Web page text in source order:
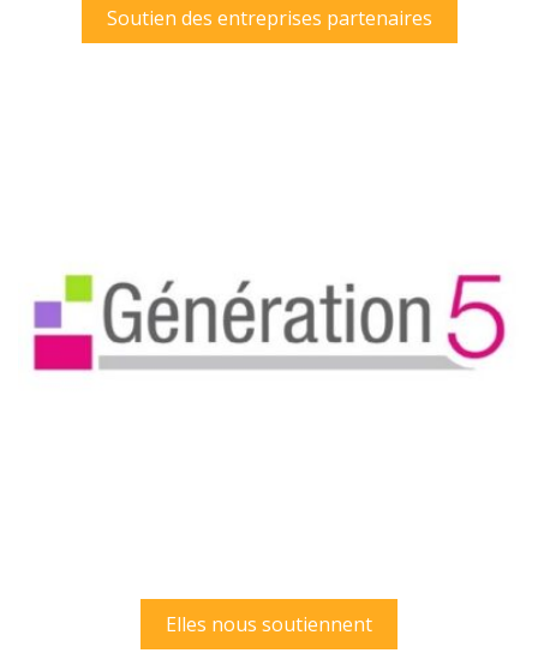
Soutien des entreprises partenaires
Elles nous soutiennent